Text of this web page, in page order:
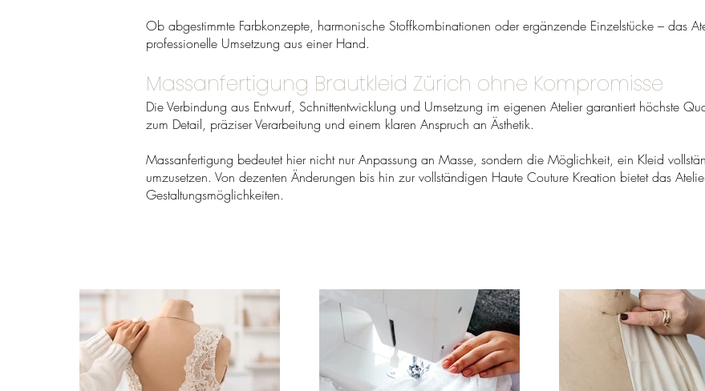
Ob abgestimmte Farbkonzepte, harmonische Stoffkombinationen oder ergänzende Einzelstücke – das
professionelle Umsetzung aus einer Hand.
Massanfertigung Brautkleid Zürich ohne Kompromisse
Die Verbindung aus Entwurf, Schnittentwicklung und Umsetzung im eigenen Atelier garantiert höchste
zum Detail, präziser Verarbeitung und einem klaren Anspruch an Ästhetik.
Massanfertigung bedeutet hier nicht nur Anpassung an Masse, sondern die Möglichkeit, ein Kleid
umzusetzen. Von dezenten Änderungen bis hin zur vollständigen Haute Couture Kreation bietet das
Gestaltungsmöglichkeiten.